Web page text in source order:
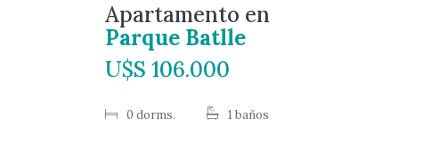
Apartamento en
Parque Batlle
U$S 106.000
0 dorms. 1 baños